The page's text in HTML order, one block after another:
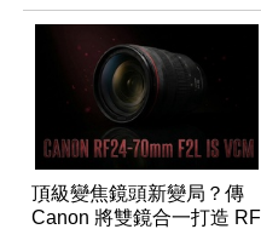
頂級變焦鏡頭新變局？傳
Canon 將雙鏡合一打造 RF